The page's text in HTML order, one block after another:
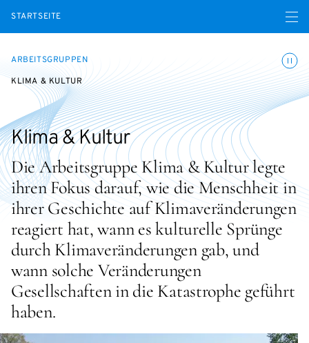
STARTSEITE Menü
ARBEITSGRUPPEN
KLIMA & KULTUR
Klima & Kultur
Die Arbeitsgruppe Klima & Kultur legte
ihren Fokus darauf, wie die Menschheit in
ihrer Geschichte auf Klimaveränderungen
reagiert hat, wann es kulturelle Sprünge
durch Klimaveränderungen gab, und
wann solche Veränderungen
Gesellschaften in die Katastrophe geführt
haben.